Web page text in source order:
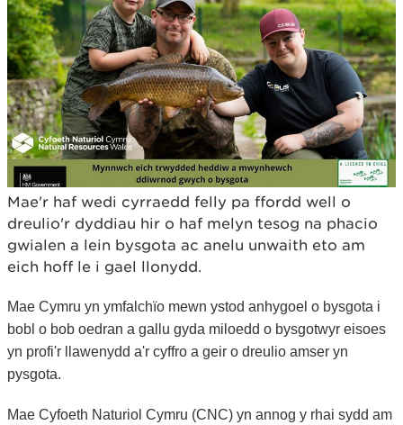
Mae'r haf wedi cyrraedd felly pa ffordd well o
dreulio'r dyddiau hir o haf melyn tesog na phacio
gwialen a lein bysgota ac anelu unwaith eto am
eich hoff le i gael llonydd.
Mae Cymru yn ymfalchïo mewn ystod anhygoel o bysgota i
bobl o bob oedran a gallu gyda miloedd o bysgotwyr eisoes
yn profi'r llawenydd a'r cyffro a geir o dreulio amser yn
pysgota.
Mae Cyfoeth Naturiol Cymru (CNC) yn annog y rhai sydd am